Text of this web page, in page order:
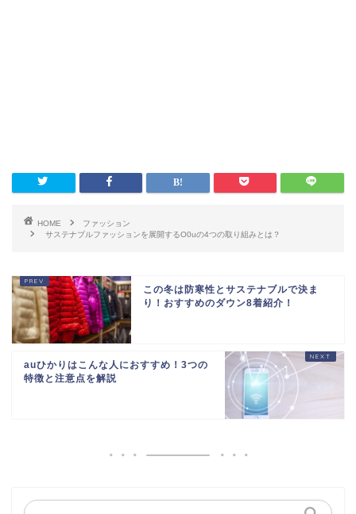
HOME
ファッション
サステナブルファッションを展開するO0uの4つの取り組みとは？
この冬は防寒性とサステナブルで決ま
り！おすすめのダウン8着紹介！
auひかりはこんな人におすすめ！3つの
特徴と注意点を解説